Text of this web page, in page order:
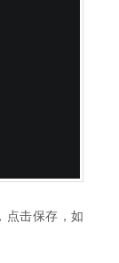
点击保存，如